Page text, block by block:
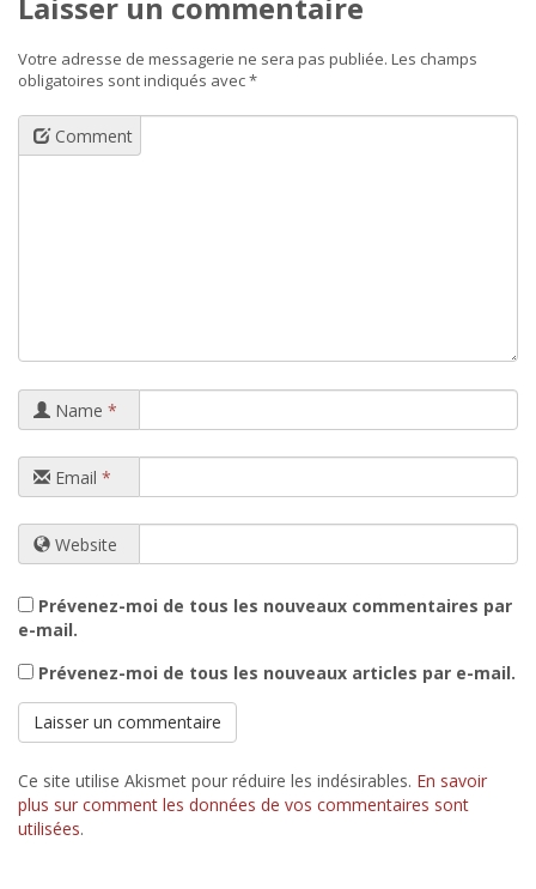
Votre adresse de messagerie ne sera pas publiée. Les champs
obligatoires sont indiqués avec*
Comment
Name *
Email *
Website
Prévenez-moi de tous les nouveaux commentaires par
e-mail.
Prévenez-moi de tous les nouveaux articles par e-mail.
Ce site utilise Akismet pour réduire les indésirables. En savoir
plus sur comment les données de vos commentaires sont
utilisées.